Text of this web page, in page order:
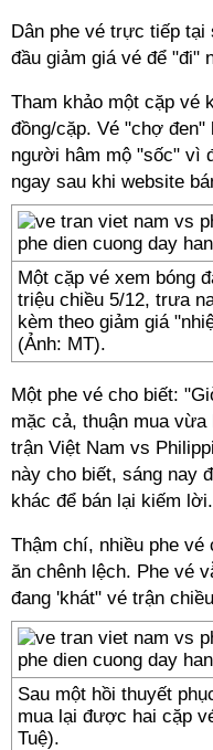
Dân phe vé trực tiếp
đầu giảm giá vé để "đi"
Tham khảo một cặp vé
đồng/cặp. Vé "chợ đen"
người hâm mộ "sốc" vì
ngay sau khi website
Một cặp vé xem bóng
triệu chiều 5/12, trưa
kèm theo giảm giá
(Ảnh: MT).
Một phe vé cho biết:
mặc cả, thuận mua vừa
trận Việt Nam vs
này cho biết, sáng nay
khác để bán lại kiếm lời.
Thậm chí, nhiều phe vé
ăn chênh lệch. Phe vé
đang 'khát" vé trận
Sau một hồi thuyết
mua lại được hai cặp
Tuệ).